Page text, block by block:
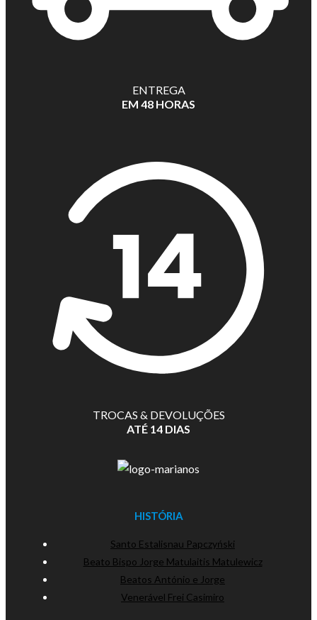
ENTREGA
EM 48 HORAS
TROCAS & DEVOLUÇÕES
ATÉ 14 DIAS
HISTÓRIA
Santo Estalisnau Papczyński
Beato Bispo Jorge Matulaitis Matulewicz
Beatos António e Jorge
Venerável Frei Casimiro